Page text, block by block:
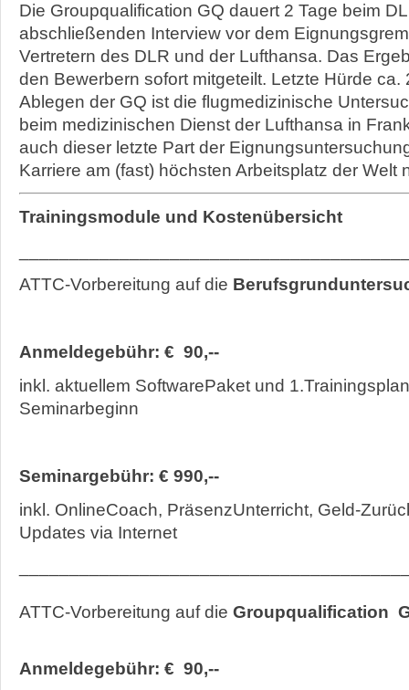
Die Groupqualification GQ dauert 2 Tage beim
abschließenden Interview vor dem
Vertretern des DLR und der Lufthansa. Das
den Bewerbern sofort mitgeteilt. Letzte Hürde
Ablegen der GQ ist die flugmedizinische
beim medizinischen Dienst der Lufthansa in
auch dieser letzte Part der
Karriere am (fast) höchsten Arbeitsplatz der Welt
Trainingsmodule und Kostenübersicht
ATTC-Vorbereitung auf die
Anmeldegebühr: € 90,--
inkl. aktuellem SoftwarePaket und
Seminarbeginn
Seminargebühr: € 990,--
inkl. OnlineCoach, PräsenzUnterricht, Geld-
Updates via Internet
ATTC-Vorbereitung auf die Groupqualification
Anmeldegebühr: € 90,--